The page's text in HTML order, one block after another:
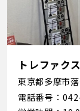
トレファク
東京都多摩市
電話番号